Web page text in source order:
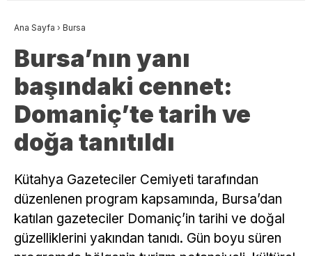
Ana Sayfa › Bursa
Bursa’nın yanı
başındaki cennet:
Domaniç’te tarih ve
doğa tanıtıldı
Kütahya Gazeteciler Cemiyeti tarafından
düzenlenen program kapsamında, Bursa’dan
katılan gazeteciler Domaniç’in tarihi ve doğal
güzelliklerini yakından tanıdı. Gün boyu süren